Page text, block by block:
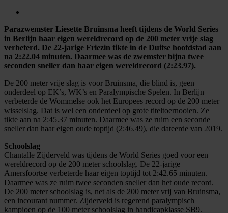
Parazwemster Liesette Bruinsma heeft tijdens de World Series
in Berlijn haar eigen wereldrecord op de 200 meter vrije slag
verbeterd. De 22-jarige Friezin tikte in de Duitse hoofdstad aan
na 2:22.04 minuten. Daarmee was de zwemster bijna twee
seconden sneller dan haar eigen wereldrecord (2:23.97).
De 200 meter vrije slag is voor Bruinsma, die blind is, geen
onderdeel op EK’s, WK’s en Paralympische Spelen. In Berlijn
verbeterde de Wommelse ook het Europees record op de 200 meter
wisselslag. Dat is wel een onderdeel op grote titeltoernooien. Ze
tikte aan na 2:45.37 minuten. Daarmee was ze ruim een seconde
sneller dan haar eigen oude toptijd (2:46.49), die dateerde van 2019.
Schoolslag
Chantalle Zijderveld was tijdens de World Series goed voor een
wereldrecord op de 200 meter schoolslag. De 22-jarige
Amersfoortse verbeterde haar eigen toptijd tot 2:42.65 minuten.
Daarmee was ze ruim twee seconden sneller dan het oude record.
De 200 meter schoolslag is, net als de 200 meter vrij van Bruinsma,
een incourant nummer. Zijderveld is regerend paralympisch
kampioen op de 100 meter schoolslag in handicapklasse SB9.